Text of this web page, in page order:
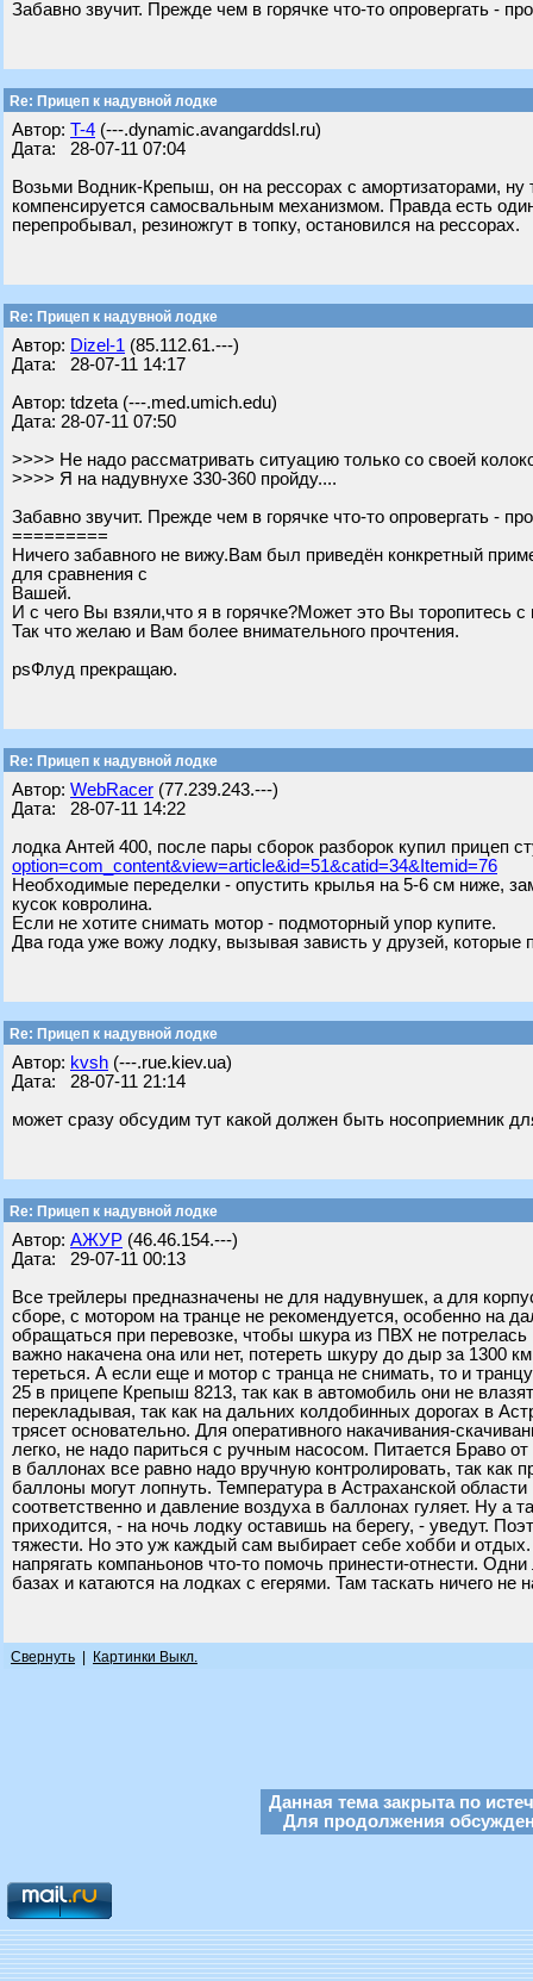
Забавно звучит. Прежде чем в горячке что-то опровергать -
Re: Прицеп к надувной лодке
Автор: T-4 (---.dynamic.avangarddsl.ru)
Дата: 28-07-11 07:04
Возьми Водник-Крепыш, он на рессорах с амортизаторами,
компенсируется самосвальным механизмом. Правда есть
перепробывал, резиножгут в топку, остановился на рессорах.
Re: Прицеп к надувной лодке
Автор: Dizel-1 (85.112.61.---)
Дата: 28-07-11 14:17
Автор: tdzeta (---.med.umich.edu)
Дата: 28-07-11 07:50
>>>> Не надо рассматривать ситуацию только со своей
>>>> Я на надувнухе 330-360 пройду....
Забавно звучит. Прежде чем в горячке что-то опровергать -
=========
Ничего забавного не вижу.Вам был приведён конкретный
для сравнения с
Вашей.
И с чего Вы взяли,что я в горячке?Может это Вы торопитесь
Так что желаю и Вам более внимательного прочтения.
psФлуд прекращаю.
Re: Прицеп к надувной лодке
Автор: WebRacer (77.239.243.---)
Дата: 28-07-11 14:22
лодка Антей 400, после пары сборок разборок купил прицеп
option=com_content&view=article&id=51&catid=34&Itemid=76
Необходимые переделки - опустить крылья на 5-6 см ниже,
кусок ковролина.
Если не хотите снимать мотор - подмоторный упор купите.
Два года уже вожу лодку, вызывая зависть у друзей,
Re: Прицеп к надувной лодке
Автор: kvsh (---.rue.kiev.ua)
Дата: 28-07-11 21:14
может сразу обсудим тут какой должен быть носоприемник
Re: Прицеп к надувной лодке
Автор: АЖУР (46.46.154.---)
Дата: 29-07-11 00:13
Все трейлеры предназначены не для надувнушек, а для
сборе, c мотором на транце не рекомендуется, особенно на
обращаться при перевозке, чтобы шкура из ПВХ не
важно накачена она или нет, потереть шкуру до дыр за 1300
тереться. А если еще и мотор с транца не снимать, то и
25 в прицепе Крепыш 8213, так как в автомобиль они не
перекладывая, так как на дальних колдобинных дорогах в
трясет основательно. Для оперативного накачивания-
легко, не надо париться с ручным насосом. Питается Браво
в баллонах все равно надо вручную контролировать, так как
баллоны могут лопнуть. Температура в Астраханской
соответственно и давление воздуха в баллонах гуляет. Ну а
приходится, - на ночь лодку оставишь на берегу, - уведут.
тяжести. Но это уж каждый сам выбирает себе хобби и
напрягать компаньонов что-то помочь принести-отнести.
базах и катаются на лодках с егерями. Там таскать ничего не
Свернуть Картинки Выкл.
Данная тема закрыта по
Для продолжения